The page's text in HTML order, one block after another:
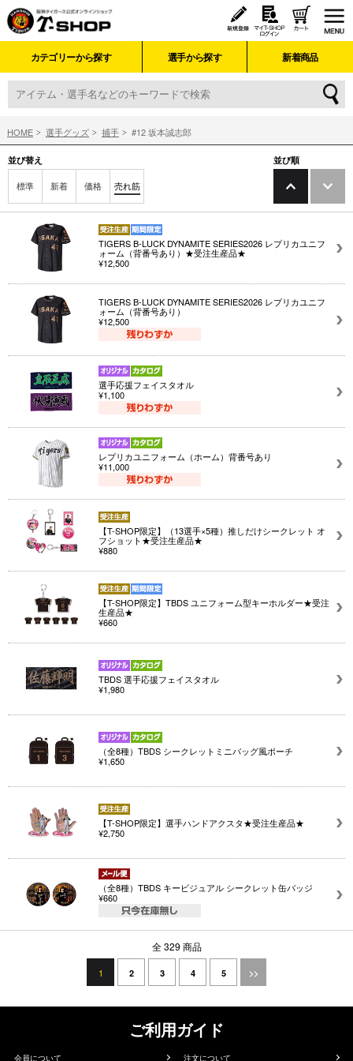
カテゴリーから探す 選手から探す 新着商品
HOME 選手グッズ 捕手 #12 坂本誠志郎
並び替え
標準 新着 価格 売れ筋
並び順
TIGERS B-LUCK DYNAMITE SERIES2026 レプリカユニフ
ォーム（背番号あり）★受注生産品★
¥12,500
TIGERS B-LUCK DYNAMITE SERIES2026 レプリカユニフ
ォーム（背番号あり）
¥12,500
選手応援フェイスタオル
¥1,100
レプリカユニフォーム（ホーム）背番号あり
¥11,000
【T-SHOP限定】（13選手×5種）推しだけシークレット オ
フショット★受注生産品★
¥880
【T-SHOP限定】TBDS ユニフォーム型キーホルダー★受注
生産品★
¥660
TBDS 選手応援フェイスタオル
¥1,980
（全8種）TBDS シークレットミニバッグ風ポーチ
¥1,650
【T-SHOP限定】選手ハンドアクスタ★受注生産品★
¥2,750
（全8種）TBDS キービジュアル シークレット缶バッジ
¥660
全 329 商品
1 2 3 4 5 >>
ご利用ガイド
会員について 注文について